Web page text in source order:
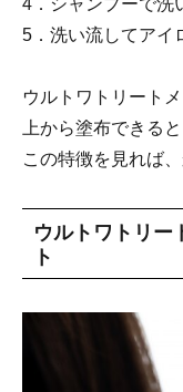
4．シャンプーで洗
5．洗い流してアイ
ウルトワトリート
上から塗布できる
この特徴を見れば
ウルトワトリー
ト